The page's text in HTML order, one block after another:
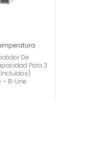
De
Para 3
Incluidos)
– B-Line